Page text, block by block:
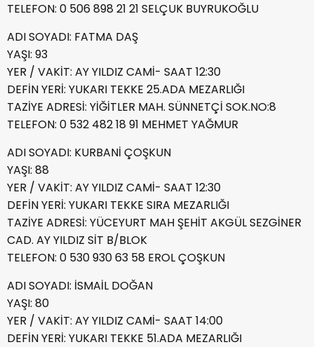
TELEFON: 0 506 898 21 21 SELÇUK BUYRUKOĞLU
ADI SOYADI: FATMA DAŞ
YAŞI: 93
YER / VAKİT: AY YILDIZ CAMİ- SAAT 12:30
DEFİN YERİ: YUKARI TEKKE 25.ADA MEZARLIĞI
TAZİYE ADRESİ: YİĞİTLER MAH. SÜNNETÇİ SOK.NO:8
TELEFON: 0 532 482 18 91 MEHMET YAĞMUR
ADI SOYADI: KURBANİ ÇOŞKUN
YAŞI: 88
YER / VAKİT: AY YILDIZ CAMİ- SAAT 12:30
DEFİN YERİ: YUKARI TEKKE SIRA MEZARLIĞI
TAZİYE ADRESİ: YÜCEYURT MAH ŞEHİT AKGÜL SEZGİNER
CAD. AY YILDIZ SİT B/BLOK
TELEFON: 0 530 930 63 58 EROL ÇOŞKUN
ADI SOYADI: İSMAİL DOĞAN
YAŞI: 80
YER / VAKİT: AY YILDIZ CAMİ- SAAT 14:00
DEFİN YERİ: YUKARI TEKKE 51.ADA MEZARLIĞI